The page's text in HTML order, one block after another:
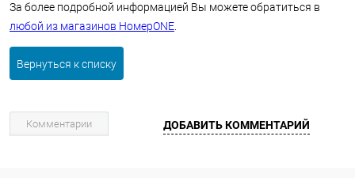
За более подробной информацией Вы можете обратиться в
любой из магазинов НомерONE
Вернуться к списку
Комментарии ДОБАВИТЬ КОММЕНТАРИЙ